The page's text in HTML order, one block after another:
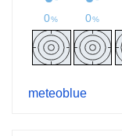
meteoblue